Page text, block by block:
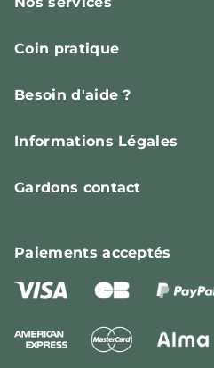
Coin pratique
Besoin d'aide ?
Informations Légales
Gardons contact
Paiementsacceptés